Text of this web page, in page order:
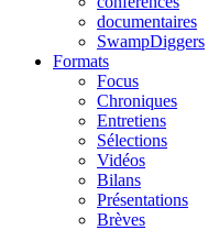
documentaires
SwampDiggers
Formats
Focus
Chroniques
Entretiens
Sélections
Vidéos
Bilans
Présentations
Brèves